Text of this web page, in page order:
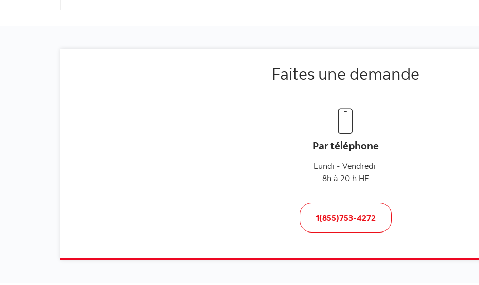
Faites une demande
Par téléphone
Lundi - Vendredi
8h à 20 h HE
1(855)753-4272